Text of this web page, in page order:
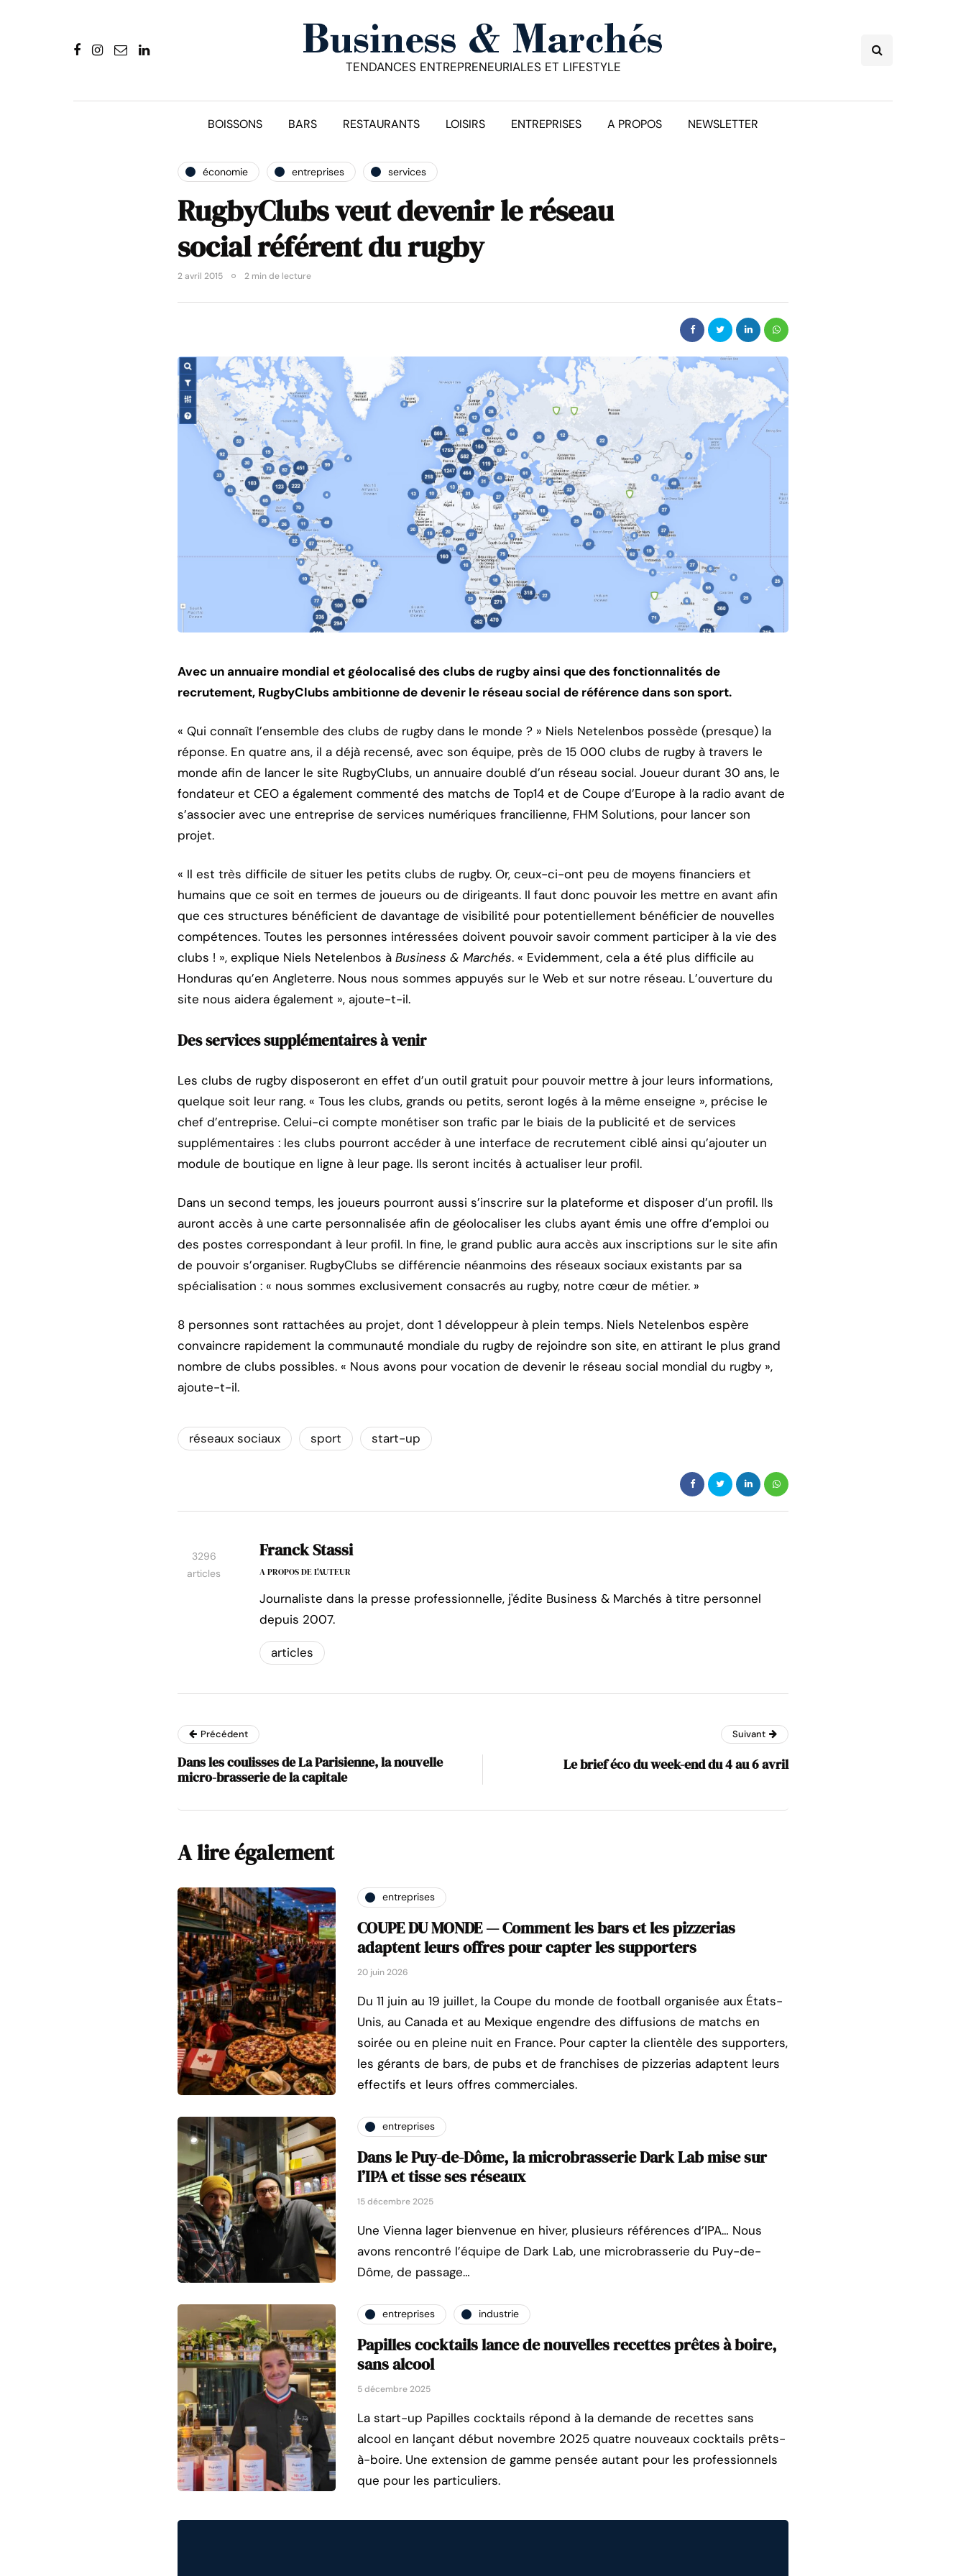
TENDANCES ENTREPRENEURIALES ET LIFESTYLE
BOISSONS BARS RESTAURANTS LOISIRS ENTREPRISES A PROPOS NEWSLETTER
économie entreprises services
RugbyClubs veut devenir le réseau
social référent du rugby
2 avril 2015 2 min de lecture
Avec un annuaire mondial et géolocalisé des clubs de rugby ainsi que des fonctionnalités de
recrutement, RugbyClubs ambitionne de devenir le réseau social de référence dans son sport.
« Qui connaît l’ensemble des clubs de rugby dans le monde ? » Niels Netelenbos possède (presque) la
réponse. En quatre ans, il a déjà recensé, avec son équipe, près de 15 000 clubs de rugby à travers le
monde afin de lancer le site RugbyClubs, un annuaire doublé d’un réseau social. Joueur durant 30 ans, le
fondateur et CEO a également commenté des matchs de Top14 et de Coupe d’Europe à la radio avant de
s’associer avec une entreprise de services numériques francilienne, FHM Solutions, pour lancer son
projet.
« Il est très difficile de situer les petits clubs de rugby. Or, ceux-ci-ont peu de moyens financiers et
humains que ce soit en termes de joueurs ou de dirigeants. Il faut donc pouvoir les mettre en avant afin
que ces structures bénéficient de davantage de visibilité pour potentiellement bénéficier de nouvelles
compétences. Toutes les personnes intéressées doivent pouvoir savoir comment participer à la vie des
clubs ! », explique Niels Netelenbos à Business & Marchés. « Evidemment, cela a été plus difficile au
Honduras qu’en Angleterre. Nous nous sommes appuyés sur le Web et sur notre réseau. L’ouverture du
site nous aidera également », ajoute-t-il.
Des services supplémentaires à venir
Les clubs de rugby disposeront en effet d’un outil gratuit pour pouvoir mettre à jour leurs informations,
quelque soit leur rang. « Tous les clubs, grands ou petits, seront logés à la même enseigne », précise le
chef d’entreprise. Celui-ci compte monétiser son trafic par le biais de la publicité et de services
supplémentaires : les clubs pourront accéder à une interface de recrutement ciblé ainsi qu’ajouter un
module de boutique en ligne à leur page. Ils seront incités à actualiser leur profil.
Dans un second temps, les joueurs pourront aussi s’inscrire sur la plateforme et disposer d’un profil. Ils
auront accès à une carte personnalisée afin de géolocaliser les clubs ayant émis une offre d’emploi ou
des postes correspondant à leur profil. In fine, le grand public aura accès aux inscriptions sur le site afin
de pouvoir s’organiser. RugbyClubs se différencie néanmoins des réseaux sociaux existants par sa
spécialisation : « nous sommes exclusivement consacrés au rugby, notre cœur de métier. »
8 personnes sont rattachées au projet, dont 1 développeur à plein temps. Niels Netelenbos espère
convaincre rapidement la communauté mondiale du rugby de rejoindre son site, en attirant le plus grand
nombre de clubs possibles. « Nous avons pour vocation de devenir le réseau social mondial du rugby »,
ajoute-t-il.
réseaux sociaux sport start-up
3296
articles
Franck Stassi
A PROPOS DE L'AUTEUR
Journaliste dans la presse professionnelle, j'édite Business & Marchés à titre personnel
depuis 2007.
articles
Précédent
Dans les coulisses de La Parisienne, la nouvelle
micro-brasserie de la capitale
Suivant
Le brief éco du week-end du 4 au 6 avril
A lire également
entreprises
COUPE DU MONDE — Comment les bars et les pizzerias
adaptent leurs offres pour capter les supporters
20 juin 2026
Du 11 juin au 19 juillet, la Coupe du monde de football organisée aux États-
Unis, au Canada et au Mexique engendre des diffusions de matchs en
soirée ou en pleine nuit en France. Pour capter la clientèle des supporters,
les gérants de bars, de pubs et de franchises de pizzerias adaptent leurs
effectifs et leurs offres commerciales.
entreprises
Dans le Puy-de-Dôme, la microbrasserie Dark Lab mise sur
l’IPA et tisse ses réseaux
15 décembre 2025
Une Vienna lager bienvenue en hiver, plusieurs références d’IPA… Nous
avons rencontré l’équipe de Dark Lab, une microbrasserie du Puy-de-
Dôme, de passage…
entreprises industrie
Papilles cocktails lance de nouvelles recettes prêtes à boire,
sans alcool
5 décembre 2025
La start-up Papilles cocktails répond à la demande de recettes sans
alcool en lançant début novembre 2025 quatre nouveaux cocktails prêts-
à-boire. Une extension de gamme pensée autant pour les professionnels
que pour les particuliers.